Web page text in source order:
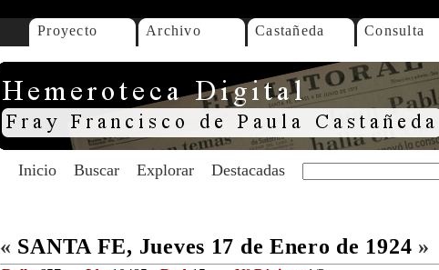
Proyecto Archivo Castañeda Consulta
Inicio Buscar Explorar Destacadas
« SANTA FE, Jueves 17 de Enero de 1924 »